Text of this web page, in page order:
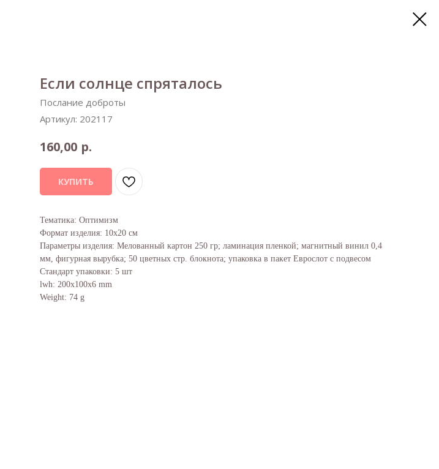
Если солнце спряталось
Послание доброты
Артикул: 202117
160,00 р.
КУПИТЬ
Тематика: Оптимизм
Формат изделия: 10х20 см
Параметры изделия: Мелованный картон 250 гр; ламинация пленкой; магнитный винил 0,4
мм, фигурная вырубка; 50 цветных стр. блокнота; упаковка в пакет Еврослот с подвесом
Стандарт упаковки: 5 шт
lwh: 200x100x6 mm
Weight: 74 g